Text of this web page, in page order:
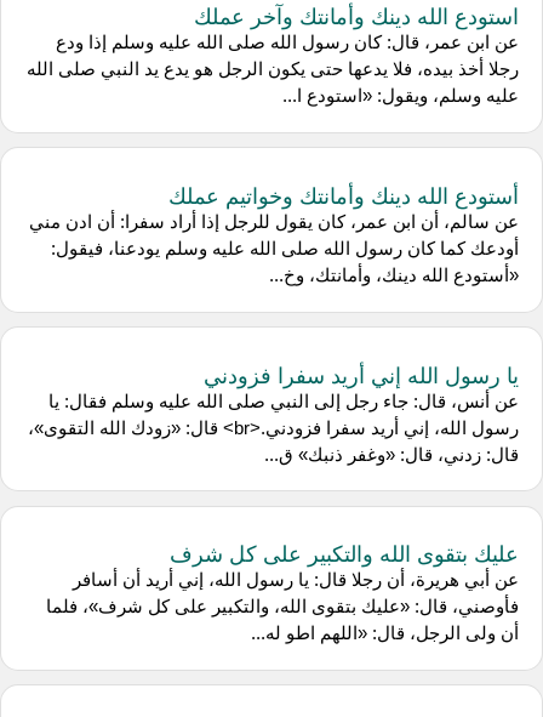
استودع الله دينك وأمانتك وآخر عملك
عن ابن عمر، قال: كان رسول الله صلى الله عليه وسلم إذا ودع
رجلا أخذ بيده، فلا يدعها حتى يكون الرجل هو يدع يد النبي صلى الله
عليه وسلم، ويقول: «استودع ا...
أستودع الله دينك وأمانتك وخواتيم عملك
عن سالم، أن ابن عمر، كان يقول للرجل إذا أراد سفرا: أن ادن مني
أودعك كما كان رسول الله صلى الله عليه وسلم يودعنا، فيقول:
«أستودع الله دينك، وأمانتك، وخ...
يا رسول الله إني أريد سفرا فزودني
عن أنس، قال: جاء رجل إلى النبي صلى الله عليه وسلم فقال: يا
رسول الله، إني أريد سفرا فزودني.<br> قال: «زودك الله التقوى»،
قال: زدني، قال: «وغفر ذنبك» ق...
عليك بتقوى الله والتكبير على كل شرف
عن أبي هريرة، أن رجلا قال: يا رسول الله، إني أريد أن أسافر
فأوصني، قال: «عليك بتقوى الله، والتكبير على كل شرف»، فلما
أن ولى الرجل، قال: «اللهم اطو له...